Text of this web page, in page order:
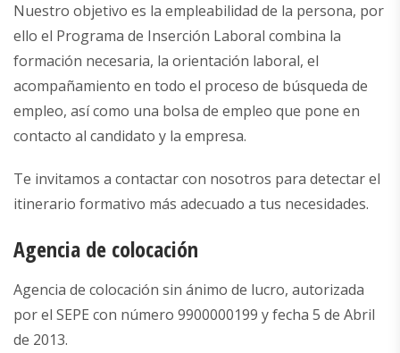
Nuestro objetivo es la empleabilidad de la persona, por
ello el Programa de Inserción Laboral combina la
formación necesaria, la orientación laboral, el
acompañamiento en todo el proceso de búsqueda de
empleo, así como una bolsa de empleo que pone en
contacto al candidato y la empresa.
Te invitamos a contactar con nosotros para detectar el
itinerario formativo más adecuado a tus necesidades.
Agencia de colocación
Agencia de colocación sin ánimo de lucro, autorizada
por el SEPE con número 9900000199 y fecha 5 de Abril
de 2013.